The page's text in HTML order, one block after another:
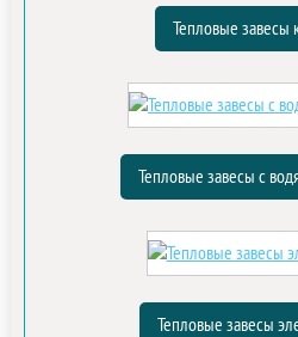
Тепловые завесы
Тепловые завесы с
Тепловые завесы